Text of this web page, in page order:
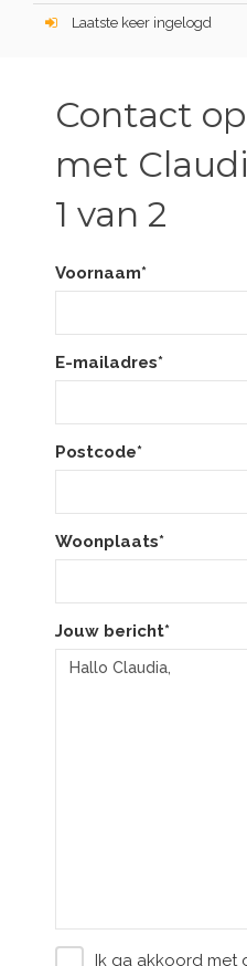
Laatste keer ingelogd
Contact
met
1 van 2
Voornaam*
E-mailadres*
Postcode*
Woonplaats*
Jouw bericht*
Ik ga akkoord met